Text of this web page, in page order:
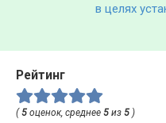
в целях
Рейтинг
(5 оценок, среднее 5 из 5 )